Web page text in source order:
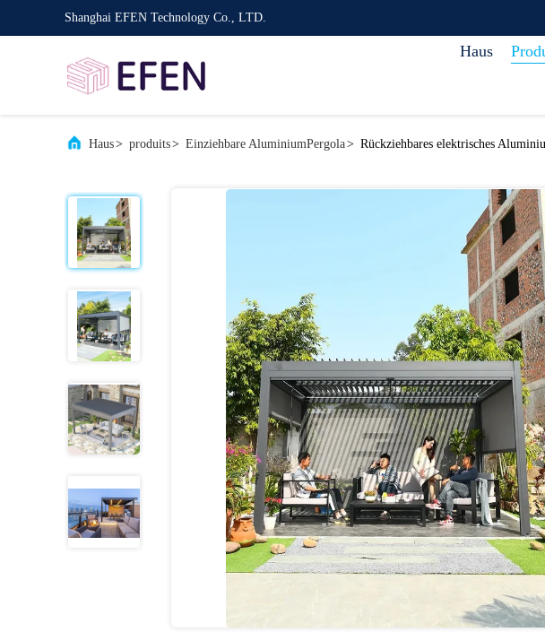
Shanghai EFEN Technology Co., LTD.
Haus
Haus> produits> Einziehbare AluminiumPergola> Rückziehbares elektrisches